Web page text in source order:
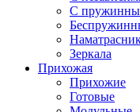
С
Зеркала
Прихожая
Прихожие
Готовые